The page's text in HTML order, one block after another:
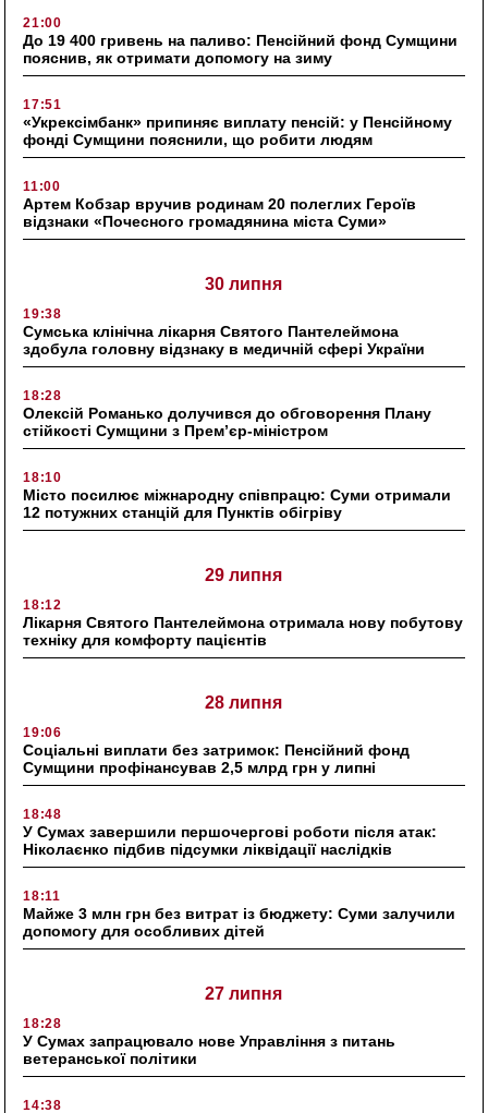
21:00
До 19 400 гривень на паливо: Пенсійний фонд Сумщини
пояснив, як отримати допомогу на зиму
17:51
«Укрексімбанк» припиняє виплату пенсій: у Пенсійному
фонді Сумщини пояснили, що робити людям
11:00
Артем Кобзар вручив родинам 20 полеглих Героїв
відзнаки «Почесного громадянина міста Суми»
30 липня
19:38
Сумська клінічна лікарня Святого Пантелеймона
здобула головну відзнаку в медичній сфері України
18:28
Олексій Романько долучився до обговорення Плану
стійкості Сумщини з Прем’єр-міністром
18:10
Місто посилює міжнародну співпрацю: Суми отримали
12 потужних станцій для Пунктів обігріву
29 липня
18:12
Лікарня Святого Пантелеймона отримала нову побутову
техніку для комфорту пацієнтів
28 липня
19:06
Соціальні виплати без затримок: Пенсійний фонд
Сумщини профінансував 2,5 млрд грн у липні
18:48
У Сумах завершили першочергові роботи після атак:
Ніколаєнко підбив підсумки ліквідації наслідків
18:11
Майже 3 млн грн без витрат із бюджету: Суми залучили
допомогу для особливих дітей
27 липня
18:28
У Сумах запрацювало нове Управління з питань
ветеранської політики
14:38